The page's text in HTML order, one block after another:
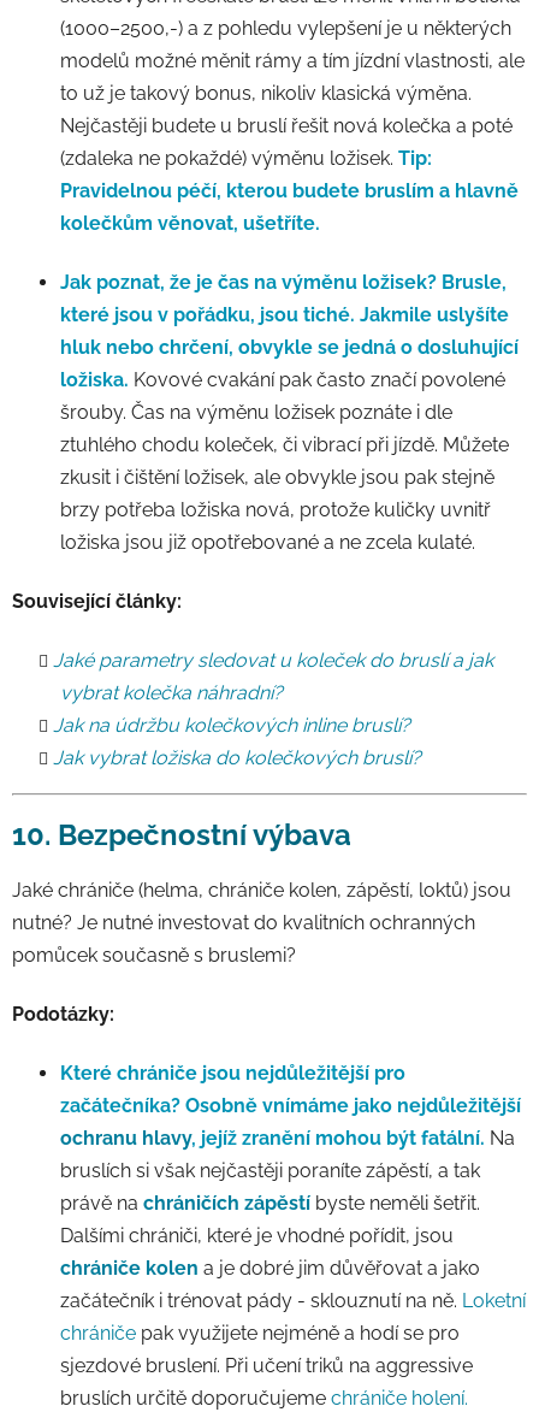
(1000–2500,-) a z pohledu vylepšení je u některých
modelů možné měnit rámy a tím jízdní vlastnosti, ale
to už je takový bonus, nikoliv klasická výměna.
Nejčastěji budete u bruslí řešit nová kolečka a poté
(zdaleka ne pokaždé) výměnu ložisek. Tip:
Pravidelnou péčí, kterou budete bruslím a hlavně
kolečkům věnovat, ušetříte.
Jak poznat, že je čas na výměnu ložisek? Brusle,
které jsou v pořádku, jsou tiché. Jakmile uslyšíte
hluk nebo chrčení, obvykle se jedná o dosluhující
ložiska. Kovové cvakání pak často značí povolené
šrouby. Čas na výměnu ložisek poznáte i dle
ztuhlého chodu koleček, či vibrací při jízdě. Můžete
zkusit i čištění ložisek, ale obvykle jsou pak stejně
brzy potřeba ložiska nová, protože kuličky uvnitř
ložiska jsou již opotřebované a ne zcela kulaté.
Související články:
Jaké parametry sledovat u koleček do bruslí a jak
vybrat kolečka náhradní?
Jak na údržbu kolečkových inline bruslí?
Jak vybrat ložiska do kolečkových bruslí?
10. Bezpečnostní výbava
Jaké chrániče (helma, chrániče kolen, zápěstí, loktů) jsou
nutné? Je nutné investovat do kvalitních ochranných
pomůcek současně s bruslemi?
Podotázky:
Které chrániče jsou nejdůležitější pro
začátečníka? Osobně vnímáme jako nejdůležitější
ochranu hlavy, jejíž zranění mohou být fatální. Na
bruslích si však nejčastěji poraníte zápěstí, a tak
právě na chráničích zápěstí byste neměli šetřit.
Dalšími chrániči, které je vhodné pořídit, jsou
chrániče kolen a je dobré jim důvěřovat a jako
začátečník i trénovat pády - sklouznutí na ně. Loketní
chrániče pak využijete nejméně a hodí se pro
sjezdové bruslení. Při učení triků na aggressive
bruslích určitě doporučujeme chrániče holení.